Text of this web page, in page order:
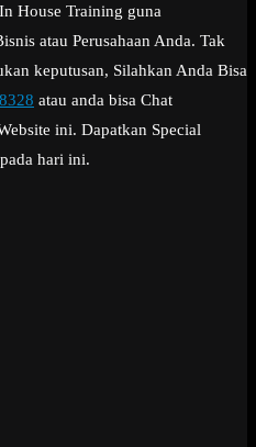
House Training guna
atau Perusahaan Anda. Tak
keputusan, Silahkan Anda Bisa
atau anda bisa Chat
ini. Dapatkan Special
hari ini.